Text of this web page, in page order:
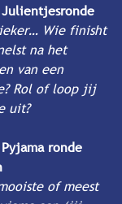
Wie finisht
na het
van een
Rol of loop jij
uit?
ronde
of meest